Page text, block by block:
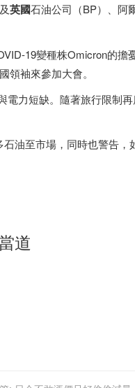
英國石油公司（BP）、阿
19變種株Omicron的擔
領袖來參加大會。
電力短缺。隨著旅行限制
油至市場，同時也警告，
道